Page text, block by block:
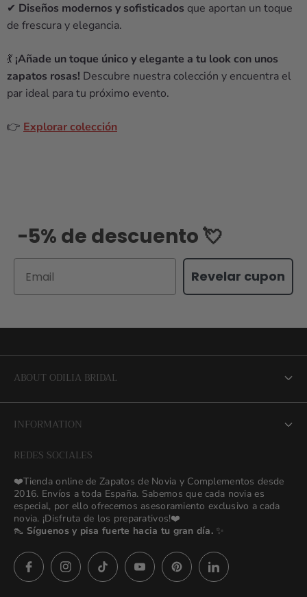
✔ Diseños modernos y sofisticados que aportan un toque
de frescura y elegancia.
💃 ¡Añade un toque único y elegante a tu look con unos
zapatos rosas! Descubre nuestra colección y encuentra el
par ideal para tu próximo evento.
👉 Explorar colección
-5% de descuento 💘
Revelar cupon
REDES SOCIALES
❤️Tienda online de Zapatos de Novia y Complementos desde
2016. Envíos a toda España. Sabemos que cada novia es
especial, por ello ofrecemos asesoramiento exclusivo a cada
novia. ¡Disfruta de los preparativos!❤️
👠 Síguenos y pisa fuerte hacia tu gran día. ✨
ABOUT ODILIA BRIDAL
Search
contact us
INFORMATION
⭐ Opiniones de Nuestras Novias 👰🏻
💒 Novias Reales 💍✨
🚚 Envío y Cambios
Política de Privacidad